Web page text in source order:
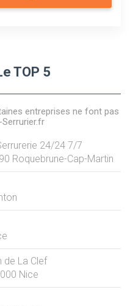
TOP 5
entreprises ne font pas
24/24 7/7
Roquebrune-Cap-Martin
de La Clef
Nice